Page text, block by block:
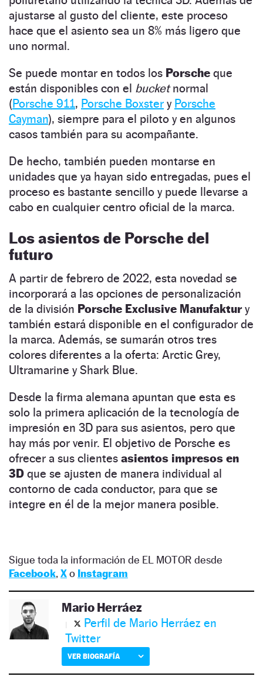
ajustarse al gusto del cliente, este proceso
hace que el asiento sea un 8% más ligero que
uno normal.
Se puede montar en todos los Porsche que
están disponibles con el bucketnormal
(Porsche 911, Porsche Boxster y Porsche
Cayman), siempre para el piloto y en algunos
casos también para su acompañante.
De hecho, también pueden montarse en
unidades que ya hayan sido entregadas, pues el
proceso es bastante sencillo y puede llevarse a
cabo en cualquier centro oficial de la marca.
Los asientos de Porsche del
futuro
A partir de febrero de 2022, esta novedad se
incorporará a las opciones de personalización
de la división Porsche Exclusive Manufaktury
también estará disponible en el configurador de
la marca. Además, se sumarán otros tres
colores diferentes a la oferta: Arctic Grey,
Ultramarine y Shark Blue.
Desde la firma alemana apuntan que esta es
solo la primera aplicación de la tecnología de
impresión en 3D para sus asientos, pero que
hay más por venir. El objetivo de Porsche es
ofrecer a sus clientes asientos impresos en
3D que se ajusten de manera individual al
contorno de cada conductor, para que se
integre en él de la mejor manera posible.
Sigue toda la información de EL MOTOR desde
Facebook, Xo Instagram
Mario Herráez
Perfil de Mario Herráez en
Twitter
VER BIOGRAFÍA